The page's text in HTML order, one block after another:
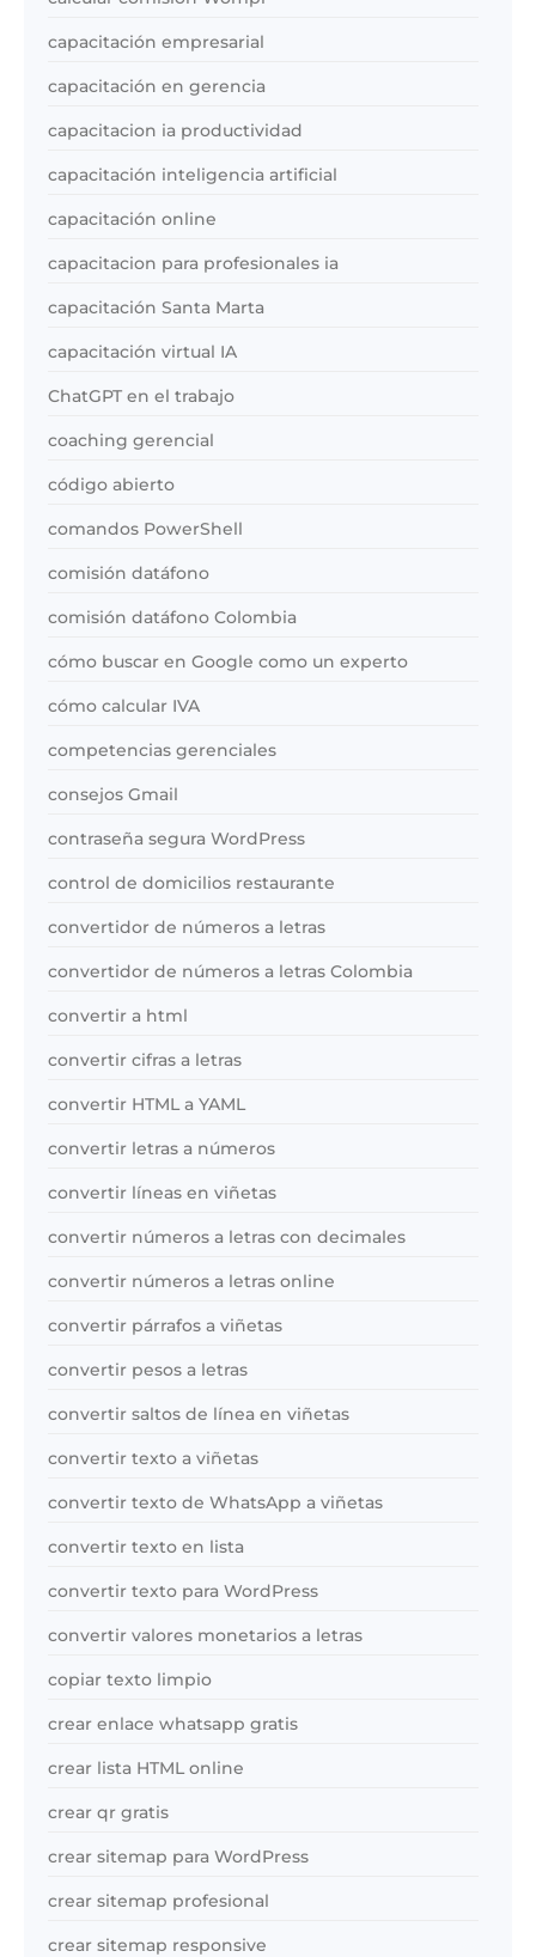
capacitación empresarial
capacitación en gerencia
capacitacion ia productividad
capacitación inteligencia artificial
capacitación online
capacitacion para profesionales ia
capacitación Santa Marta
capacitación virtual IA
ChatGPT en el trabajo
coaching gerencial
código abierto
comandos PowerShell
comisión datáfono
comisión datáfono Colombia
cómo buscar en Google como un experto
cómo calcular IVA
competencias gerenciales
consejos Gmail
contraseña segura WordPress
control de domicilios restaurante
convertidor de números a letras
convertidor de números a letras Colombia
convertir a html
convertir cifras a letras
convertir HTML a YAML
convertir letras a números
convertir líneas en viñetas
convertir números a letras con decimales
convertir números a letras online
convertir párrafos a viñetas
convertir pesos a letras
convertir saltos de línea en viñetas
convertir texto a viñetas
convertir texto de WhatsApp a viñetas
convertir texto en lista
convertir texto para WordPress
convertir valores monetarios a letras
copiar texto limpio
crear enlace whatsapp gratis
crear lista HTML online
crear qr gratis
crear sitemap para WordPress
crear sitemap profesional
crear sitemap responsive